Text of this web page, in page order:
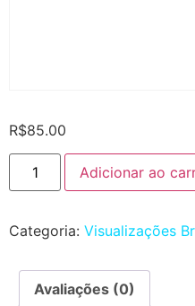
R$85.00
Adicionar ao
Categoria: Visualizações
Avaliações (0)